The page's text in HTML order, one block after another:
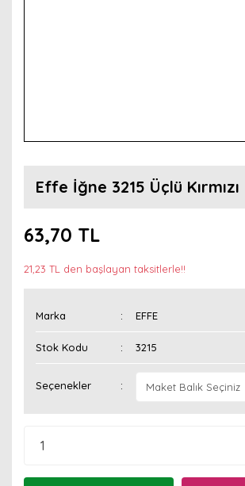
Effe İğne 3215 Üçlü Kırmızı
63,70 TL
21,23 TL den başlayan taksitlerle!!
Marka EFFE
Stok Kodu 3215
Seçenekler